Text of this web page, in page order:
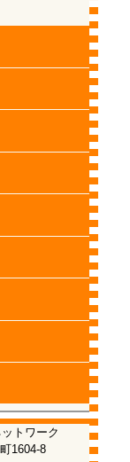
トワーク
1604-8